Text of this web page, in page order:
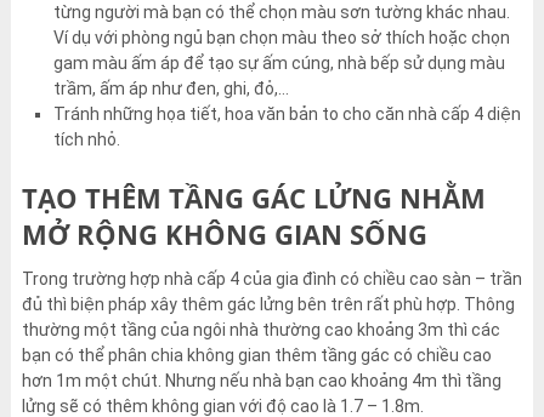
từng người mà bạn có thể chọn màu sơn tường khác nhau.
Ví dụ với phòng ngủ bạn chọn màu theo sở thích hoặc chọn
gam màu ấm áp để tạo sự ấm cúng, nhà bếp sử dụng màu
trầm, ấm áp như đen, ghi, đỏ,…
Tránh những họa tiết, hoa văn bản to cho căn nhà cấp 4 diện
tích nhỏ.
TẠO THÊM TẦNG GÁC LỬNG NHẰM
MỞ RỘNG KHÔNG GIAN SỐNG
Trong trường hợp nhà cấp 4 của gia đình có chiều cao sàn – trần
đủ thì biện pháp xây thêm gác lửng bên trên rất phù hợp. Thông
thường một tầng của ngôi nhà thường cao khoảng 3m thì các
bạn có thể phân chia không gian thêm tầng gác có chiều cao
hơn 1m một chút. Nhưng nếu nhà bạn cao khoảng 4m thì tầng
lửng sẽ có thêm không gian với độ cao là 1.7 – 1.8m.